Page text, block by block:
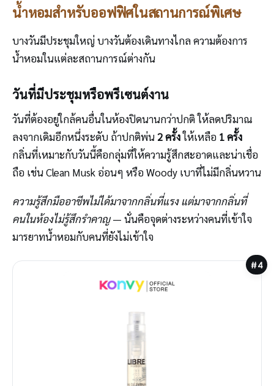
น้ำหอมสำหรับออฟฟิศในสถานการณ์พิเศษ
บางวันมีประชุมใหญ่ บางวันต้องเดินทางไกล ความต้องการ
น้ำหอมในแต่ละสถานการณ์ต่างกัน
วันที่มีประชุมหรือพรีเซนต์งาน
วันที่ต้องอยู่ใกล้คนอื่นในห้องปิดนานกว่าปกติ ให้ลดปริมาณ
ลงจากเดิมอีกหนึ่งระดับ ถ้าปกติพ่น2 ครั้งให้เหลือ 1 ครั้ง
กลิ่นที่เหมาะกับวันนี้คือกลุ่มที่ให้ความรู้สึกสะอาดและน่าเชื่อ
ถือ เช่น Clean Musk อ่อนๆ หรือ Woody เบาที่ไม่มีกลิ่นหวาน
ความรู้สึกมืออาชีพไม่ได้มาจากกลิ่นที่แรง แต่มาจากกลิ่นที่
คนในห้องไม่รู้สึกรำคาญ— นั่นคือจุดต่างระหว่างคนที่เข้าใจ
มารยาทน้ำหอมกับคนที่ยังไม่เข้าใจ
#4